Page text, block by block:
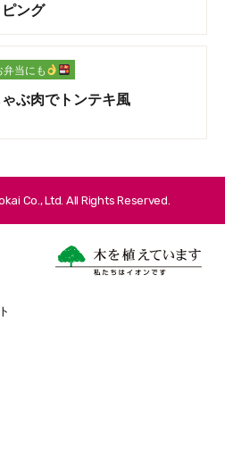
ピング
弁当にも
ぶ肉でトンテキ風
Co., Ltd. All Rights Reserved.